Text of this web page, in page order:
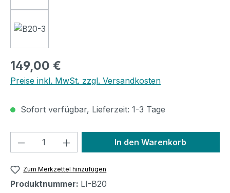
Regulärer Preis:
149,00 €
Preise inkl. MwSt. zzgl. Versandkosten
Sofort verfügbar, Lieferzeit: 1-3 Tage
Produkt Anzahl: Gib denIn den Warenkorb
Zum Merkzettel hinzufügen
Produktnummer: LI-B20